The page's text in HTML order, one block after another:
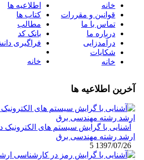
خانه
قوانین و مقررات
تماس با ما
درباره ما
درآمدزایی
شکایات
خانه
اطلاعیه ها
کتاب ها
مطالب
بانک کد
فراگیری
خانه
آخرین اطلاعیه ها
آشنایی با گرایش سیستم های الکترونیک
ارشد رشته مهندسی برق
1397/07/26
5